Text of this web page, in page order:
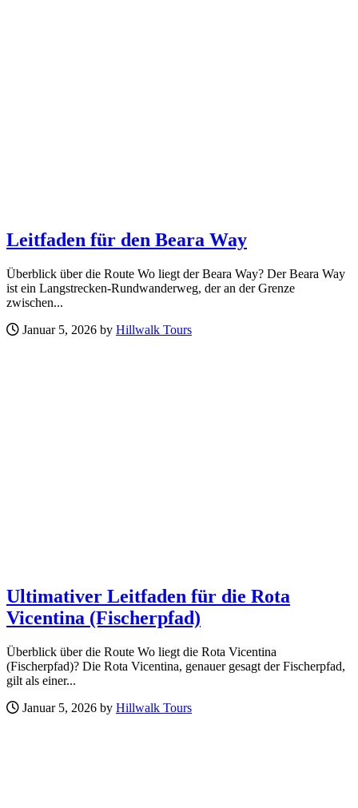
Leitfaden für den Beara Way
Überblick über die Route Wo liegt der Beara Way? Der Beara Way
ist ein Langstrecken-Rundwanderweg, der an der Grenze
zwischen...
Januar 5, 2026 by Hillwalk Tours
Ultimativer Leitfaden für die Rota
Vicentina (Fischerpfad)
Überblick über die Route Wo liegt die Rota Vicentina
(Fischerpfad)? Die Rota Vicentina, genauer gesagt der Fischerpfad,
gilt als einer...
Januar 5, 2026 by Hillwalk Tours